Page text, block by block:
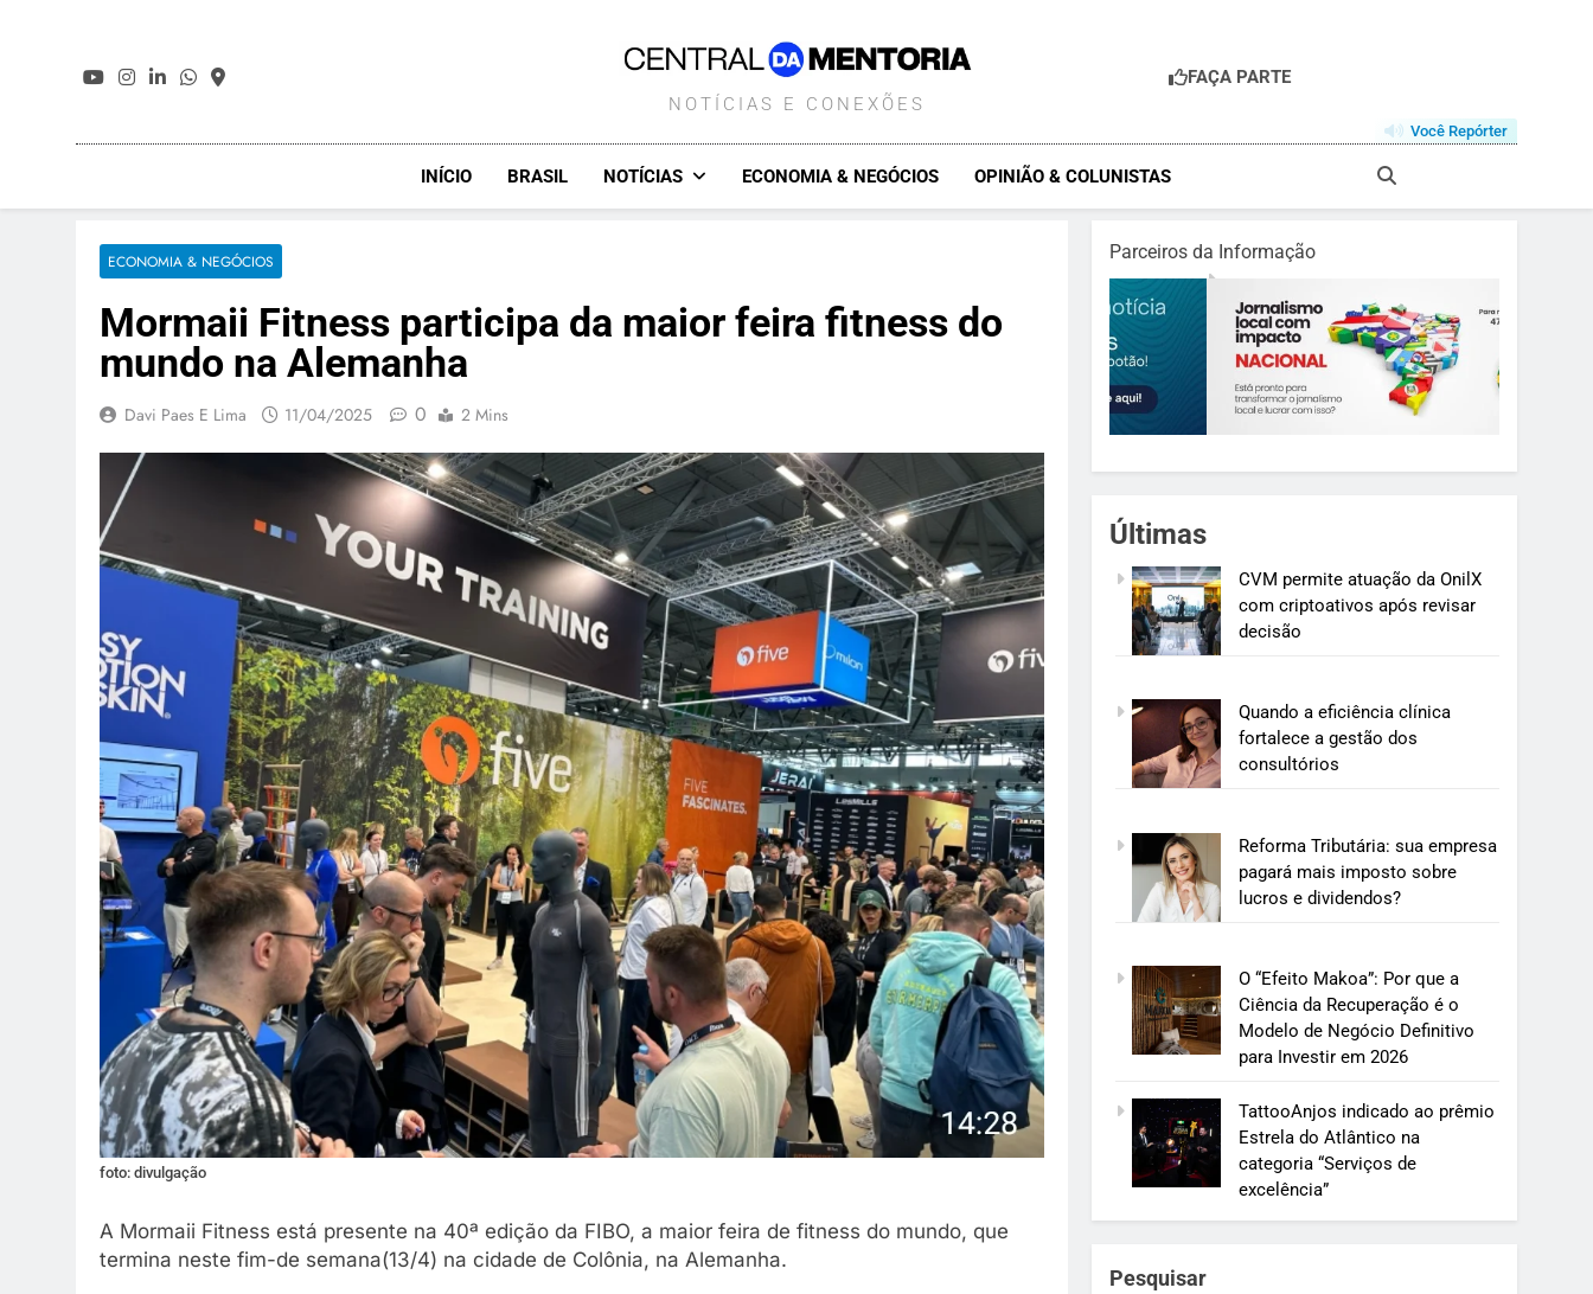
CENTRALDAMENTORIA.COM.BR
NOTÍCIAS E CONEXÕES
FAÇA PARTE
Você Repórter
INÍCIO BRASIL NOTÍCIAS ECONOMIA & NEGÓCIOS OPINIÃO & COLUNISTAS
ECONOMIA & NEGÓCIOS
Mormaii Fitness participa da maior feira fitness do
mundo na Alemanha
Davi Paes E Lima 11/04/2025 0 2 Mins
foto: divulgação
A Mormaii Fitness está presente na 40ª edição da FIBO, a maior feira de fitness do mundo, que
termina neste fim-de semana(13/4) na cidade de Colônia, na Alemanha.
Parceiros da Informação
Últimas
CVM permite atuação da OnilX
com criptoativos após revisar
decisão
Quando a eficiência clínica
fortalece a gestão dos
consultórios
Reforma Tributária: sua empresa
pagará mais imposto sobre
lucros e dividendos?
O “Efeito Makoa”: Por que a
Ciência da Recuperação é o
Modelo de Negócio Definitivo
para Investir em 2026
TattooAnjos indicado ao prêmio
Estrela do Atlântico na
categoria “Serviços de
excelência”
Pesquisar